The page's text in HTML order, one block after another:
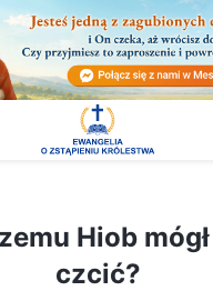
Boga czcić?
Hiob
czcić?